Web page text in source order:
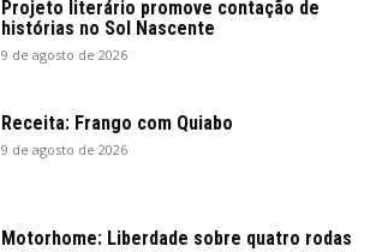
Projeto literário promove contação de
histórias no Sol Nascente
9 de agosto de 2026
Receita: Frango com Quiabo
9 de agosto de 2026
Motorhome: Liberdade sobre quatro rodas